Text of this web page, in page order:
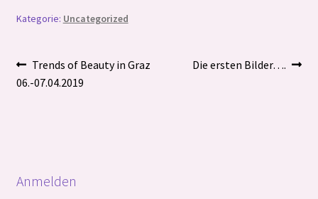
Kategorie: Uncategorized
Beitragsnavigation
Vorheriger
Beitrag:
Trends of Beauty in Graz
06.-07.04.2019
Nächster
Die ersten Bilder….
Anmelden